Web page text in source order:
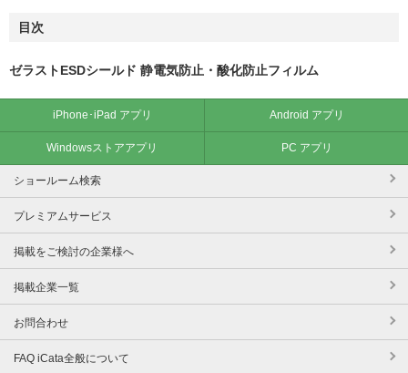
目次
ゼラストESDシールド 静電気防止・酸化防止フィルム
iPhone･iPad アプリ Android アプリ
Windowsストアアプリ PC アプリ
ショールーム検索
プレミアムサービス
掲載をご検討の企業様へ
掲載企業一覧
お問合わせ
FAQ iCata全般について